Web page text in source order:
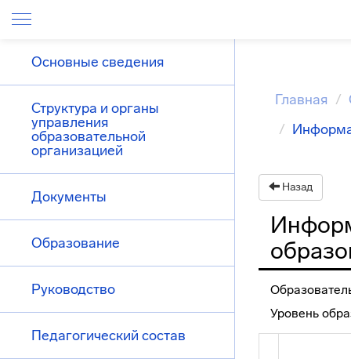
Основные сведения
Структура и органы
управления
образовательной
организацией
Документы
Образование
Руководство
Педагогический состав
Главная
Назад
Уровень